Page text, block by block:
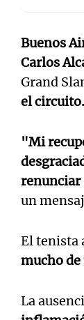
Buenos
Carlos
Grand
el circuito.
"Mi
renunciar
un
El tenista
mucho
La